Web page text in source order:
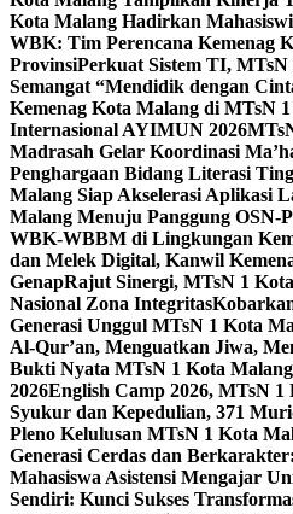
Kota Malang Hadirkan
WBK: Tim Perencana Kemenag
ProvinsiPerkuat Sistem TI,
Semangat “Mendidik dengan
Kemenag Kota Malang di MTsN
Internasional AYIMUN 2026
Madrasah Gelar Koordinasi
Penghargaan Bidang Literasi
Malang Siap Akselerasi Aplikasi
Malang Menuju Panggung OSN-P
WBK-WBBM di Lingkungan
dan Melek Digital, Kanwil
GenapRajut Sinergi, MTsN 1
Nasional Zona Integritas
Generasi Unggul MTsN 1 Kota
Al-Qur’an, Menguatkan Jiwa,
Bukti Nyata MTsN 1 Kota
2026English Camp 2026, MTsN
Syukur dan Kepedulian, 371
Pleno Kelulusan MTsN 1 Kota
Generasi Cerdas dan
Mahasiswa Asistensi Mengajar
Sendiri: Kunci Sukses